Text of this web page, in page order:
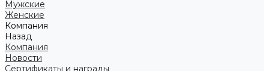
Мужские
Женские
Компания
Назад
Компания
Новости
Сертификаты и награды